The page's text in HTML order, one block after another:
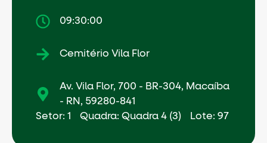
09:30:00
Cemitério Vila Flor
Av. Vila Flor, 700 - BR-304, Macaíba
- RN, 59280-841
Setor: 1
Quadra: Quadra 4 (3) Lote: 97